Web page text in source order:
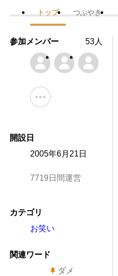
トップ つぶやき
参加メンバー 53人
開設日
2005年6月21日
7719日間運営
カテゴリ
お笑い
関連ワード
ダメ